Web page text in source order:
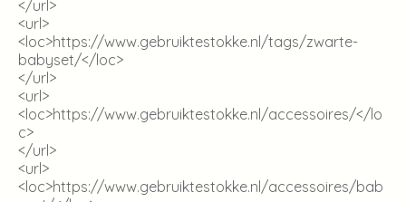
</url>
<url>
<loc>https://www.gebruiktestokke.nl/tags/zwarte-
babyset/</loc>
</url>
<url>
<loc>https://www.gebruiktestokke.nl/accessoires/</lo
c>
</url>
<url>
<loc>https://www.gebruiktestokke.nl/accessoires/bab